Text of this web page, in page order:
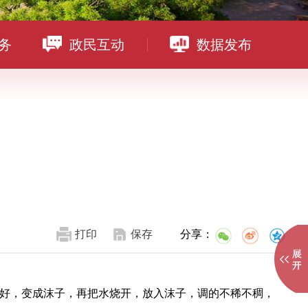
政民互动 数据发布
打印 保存 分享：
变成沫子，再把水烧开，放入沫子，调的不稀不稠，